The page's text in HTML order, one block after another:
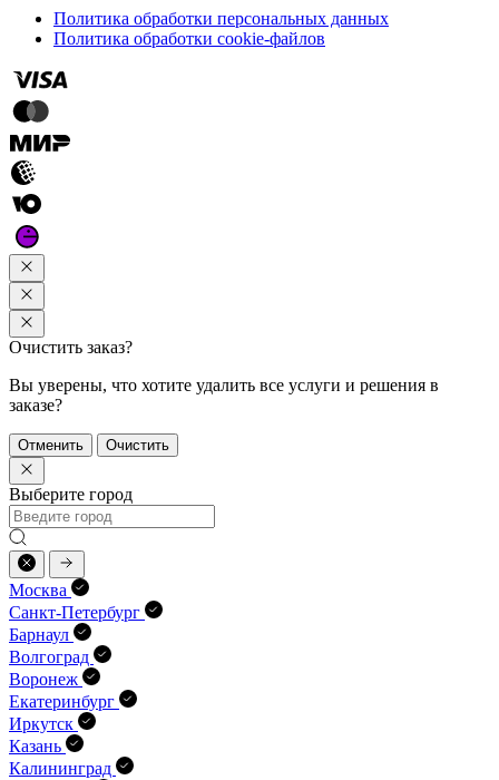
Политика обработки персональных данных
Политика обработки cookie-файлов
Очистить заказ?
Вы уверены, что хотите удалить все услуги и решения в
заказе?
Отменить Очистить
Выберите город
Москва
Санкт-Петербург
Барнаул
Волгоград
Воронеж
Екатеринбург
Иркутск
Казань
Калининград